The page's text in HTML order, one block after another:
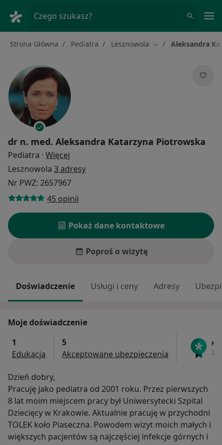
Czego szukasz?
Strona Główna Pediatra Lesznowola Zmień miasto
Aleksandra
dr n. med. Aleksandra Katarzyna Piotrowska
Pediatra · Więcej
Lesznowola 3 adresy
Nr PWZ: 2657967
45 opinii
Pokaż dane kontaktowe
Poproś o wizytę
Doświadczenie Usługi i ceny Adresy
Moje doświadczenie
1
Edukacja
5
Akceptowane ubezpieczenia
Dzień dobry,
Pracuję jako pediatra od 2001 roku. Przez pierwszych
8 lat moim miejscem pracy był Uniwersytecki Szpital
Dziecięcy w Krakowie. Aktualnie pracuję w przychodni
TOLEK koło Piaseczna. Powodem wizyt moich małych i
większych pacjentów są najczęściej infekcje górnych i